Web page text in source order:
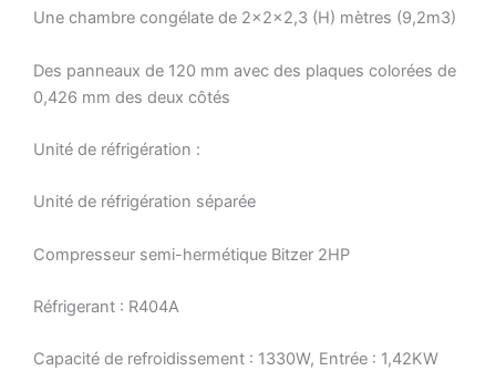
Une chambre congélate de 2x2x2,3 (H) mètres (9,2m3)
Des panneaux de 120 mm avec des plaques colorées de
0,426 mm des deux côtés
Unité de réfrigération :
Unité de réfrigération séparée
Compresseur semi-hermétique Bitzer 2HP
Réfrigerant : R404A
Capacité de refroidissement : 1330W, Entrée : 1,42KW